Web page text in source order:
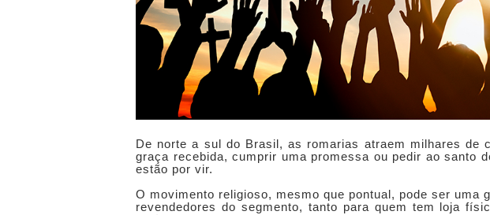
De norte a sul do Brasil, as romarias atraem milhares de
graça recebida, cumprir uma promessa ou pedir ao santo
estão por vir.
O movimento religioso, mesmo que pontual, pode ser uma
revendedores do segmento, tanto para quem tem loja